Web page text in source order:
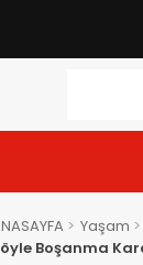
Yaşam
Boşanma